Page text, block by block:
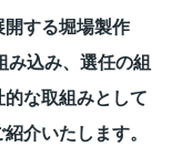
開する堀場製作
み込み、選任の組
な取組みとして
介いたします。